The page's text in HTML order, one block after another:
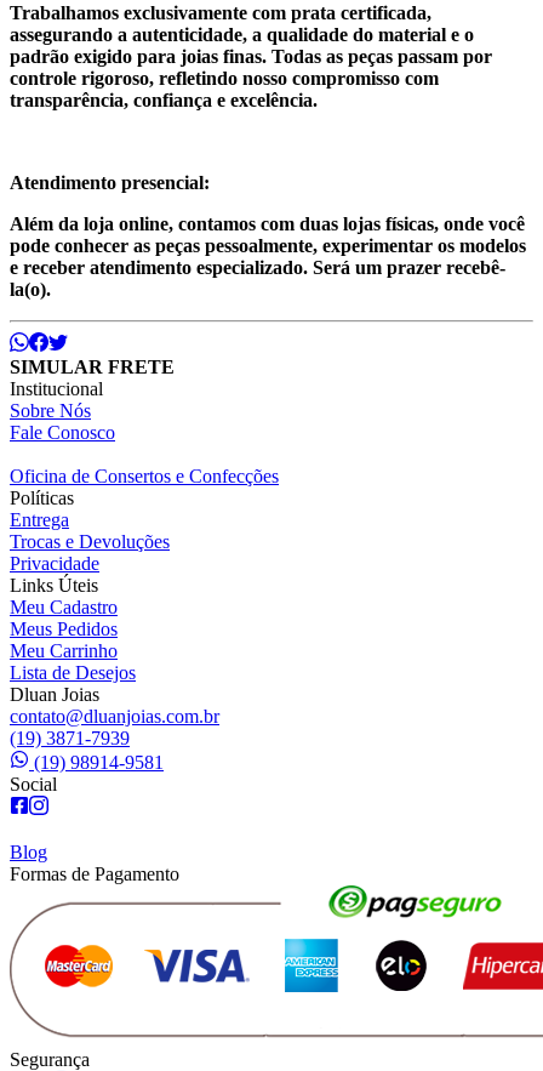
Trabalhamos exclusivamente com prata certificada,
assegurando a autenticidade, a qualidade do material e o
padrão exigido para joias finas. Todas as peças passam por
controle rigoroso, refletindo nosso compromisso com
transparência, confiança e excelência.
Atendimento presencial:
Além da loja online, contamos com duas lojas físicas, onde você
pode conhecer as peças pessoalmente, experimentar os modelos
e receber atendimento especializado. Será um prazer recebê-
la(o).
SIMULAR FRETE
Institucional
Sobre Nós
Fale Conosco
Oficina de Consertos e Confecções
Políticas
Entrega
Trocas e Devoluções
Privacidade
Links Úteis
Meu Cadastro
Meus Pedidos
Meu Carrinho
Lista de Desejos
Dluan Joias
contato@dluanjoias.com.br
(19) 3871-7939
(19) 98914-9581
Social
Blog
Formas de Pagamento
Segurança